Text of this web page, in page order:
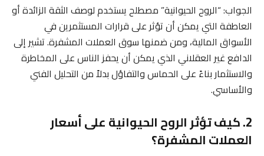
الجواب: “الروح الحيوانية” مصطلح يستخدم لوصف الثقة الزائدة أو
العاطفة التي يمكن أن تؤثر على قرارات المستثمرين في
الأسواق المالية، ومن ضمنها سوق العملات المشفرة. تشير إلى
الدافع غير العقلاني الذي يمكن أن يحفز الناس على المخاطرة
والاستثمار بناءً على الحماس والتفاؤل بدلاً من التحليل الفني
والأساسي.
2. كيف تؤثر الروح الحيوانية على أسعار
العملات المشفرة؟